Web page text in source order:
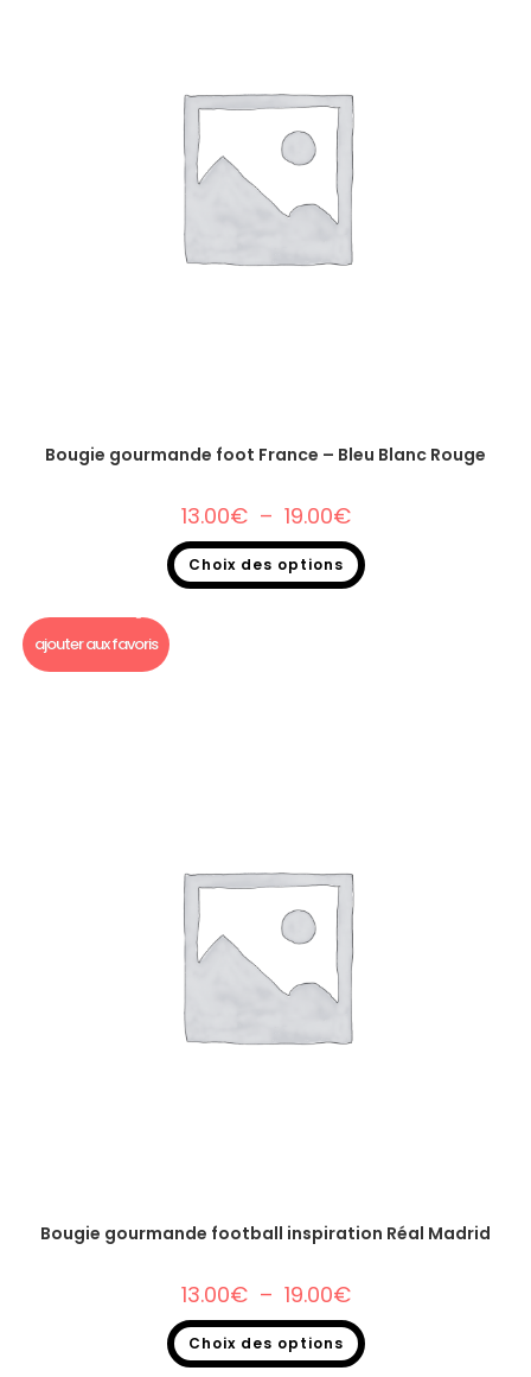
Bougie gourmande foot France – Bleu Blanc Rouge
13.00€ – 19.00€
Choix des options
ajouter aux favoris
Bougie gourmande football inspiration Réal Madrid
13.00€ – 19.00€
Choix des options